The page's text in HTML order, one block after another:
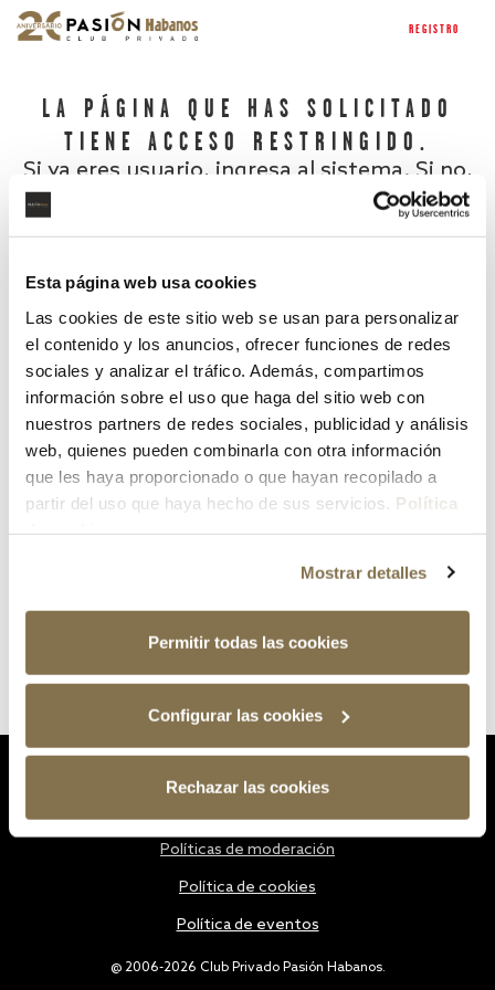
Esta página web usa cookies
Las cookies de este sitio web se usan para personalizar
el contenido y los anuncios, ofrecer funciones de redes
sociales y analizar el tráfico. Además, compartimos
información sobre el uso que haga del sitio web con
nuestros partners de redes sociales, publicidad y análisis
web, quienes pueden combinarla con otra información
que les haya proporcionado o que hayan recopilado a
partir del uso que haya hecho de sus servicios. Política
Mostrar detalles
Permitir todas las cookies
Configurar las cookies
Rechazar las cookies
REGISTRO
LA PÁGINA QUE HAS SOLICITADO
TIENE ACCESO RESTRINGIDO.
Si ya eres usuario, ingresa al sistema. Si no,
¿Has olvidado tu contraseña?
@ 2006-2026 Club Privado Pasión Habanos.
Políticas de moderación
Política de cookies
Política de eventos